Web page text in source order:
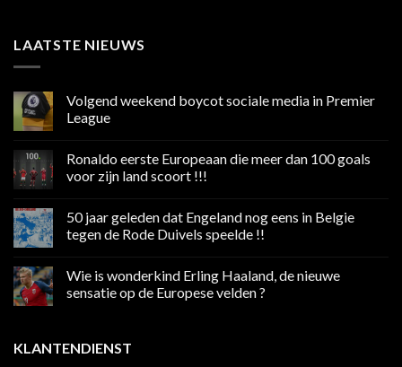
LAATSTE NIEUWS
Volgend weekend boycot sociale media in Premier
League
op
weekend
media
in
Premier
Ronaldo eerste Europeaan die meer dan 100 goals
voor zijn land scoort !!!
op
Ronaldo
eerste
meer
100
land
scoort
50 jaar geleden dat Engeland nog eens in Belgie
tegen de Rode Duivels speelde !!
op
jaar
nog
eens
Wie is wonderkind Erling Haaland, de nieuwe
sensatie op de Europese velden ?
Wie
is
KLANTENDIENST